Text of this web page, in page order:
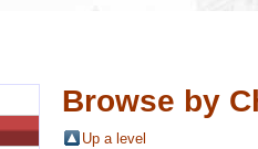
Browse by
Up a level